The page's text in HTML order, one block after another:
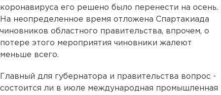
коронавируса его решено было перенести на осень.
На неопределенное время отложена Спартакиада
чиновников областного правительства, впрочем, о
потере этого мероприятия чиновники жалеют
меньше всего.
Главный для губернатора и правительства вопрос -
состоится ли в июле международная промышленная